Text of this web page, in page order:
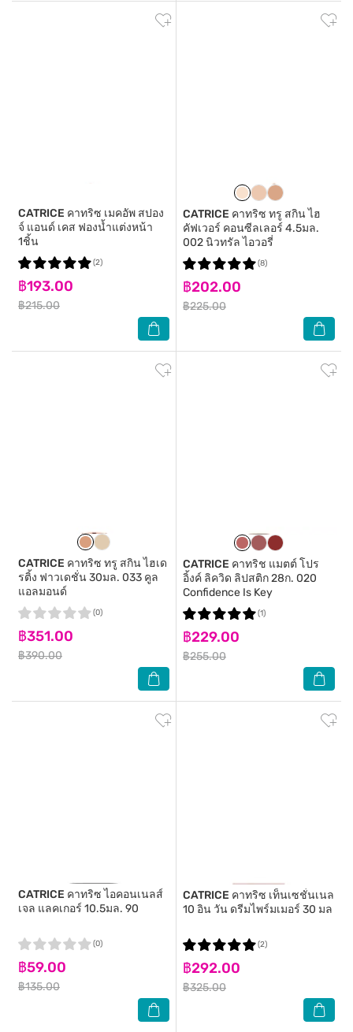
CATRICE คาทริซ เมคอัพ สปอง
จ์ แอนด์ เคส ฟองน้ำแต่งหน้า
1ชิ้น
฿193.00
฿215.00
(2)
CATRICE คาทริซ ทรู สกิน ไฮ
คัฟเวอร์ คอนซีลเลอร์ 4.5มล.
002 นิวทรัล ไอวอรี่
฿202.00
฿225.00
(8)
CATRICE คาทริซ ทรู สกิน ไฮเด
รติ้ง ฟาวเดชั่น 30มล. 033 คูล
แอลมอนด์
฿351.00
฿390.00
(0)
CATRICE คาทริช แมตต์ โปร
อิ้งค์ ลิควิด ลิปสติก 28ก. 020
Confidence Is Key
฿229.00
฿255.00
(1)
CATRICE คาทริซ ไอคอนเนลส์
เจล แลคเกอร์ 10.5มล. 90
฿59.00
฿135.00
(0)
CATRICE คาทริซ เท็นเซชั่นเนล
10 อิน วัน ดรีมไพร์มเมอร์ 30 มล
฿292.00
฿325.00
(2)